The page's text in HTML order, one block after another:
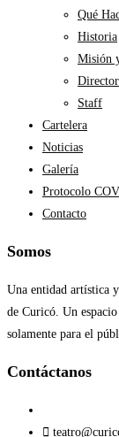
Qué
Historia
Misión
Staff
Cartelera
Noticias
Galería
Protocolo
Contacto
Somos
Una entidad artística
de Curicó. Un
solamente para el
Contáctanos​